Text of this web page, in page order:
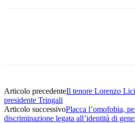
Articolo precedenteIl tenore Lorenzo
presidente Tringali
Articolo successivoPlacca l’omofobia,
discriminazione legata all’identità di